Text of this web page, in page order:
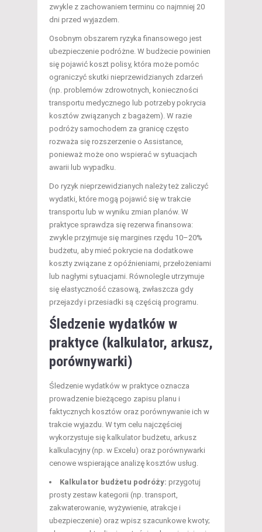
zwykle z zachowaniem terminu co najmniej 20
dni przed wyjazdem.
Osobnym obszarem ryzyka finansowego jest
ubezpieczenie podróżne. W budżecie powinien
się pojawić koszt polisy, która może pomóc
ograniczyć skutki nieprzewidzianych zdarzeń
(np. problemów zdrowotnych, konieczności
transportu medycznego lub potrzeby pokrycia
kosztów związanych z bagażem). W razie
podróży samochodem za granicę często
rozważa się rozszerzenie o Assistance,
ponieważ może ono wspierać w sytuacjach
awarii lub wypadku.
Do ryzyk nieprzewidzianych należy też zaliczyć
wydatki, które mogą pojawić się w trakcie
transportu lub w wyniku zmian planów. W
praktyce sprawdza się rezerwa finansowa:
zwykle przyjmuje się margines rzędu 10–20%
budżetu, aby mieć pokrycie na dodatkowe
koszty związane z opóźnieniami, przełożeniami
lub nagłymi sytuacjami. Równolegle utrzymuje
się elastyczność czasową, zwłaszcza gdy
przejazdy i przesiadki są częścią programu.
Śledzenie wydatków w
praktyce (kalkulator, arkusz,
porównywarki)
Śledzenie wydatków w praktyce oznacza
prowadzenie bieżącego zapisu planu i
faktycznych kosztów oraz porównywanie ich w
trakcie wyjazdu. W tym celu najczęściej
wykorzystuje się kalkulator budżetu, arkusz
kalkulacyjny (np. w Excelu) oraz porównywarki
cenowe wspierające analizę kosztów usług.
Kalkulator budżetu podróży: przygotuj
prosty zestaw kategorii (np. transport,
zakwaterowanie, wyżywienie, atrakcje i
ubezpieczenie) oraz wpisz szacunkowe kwoty;